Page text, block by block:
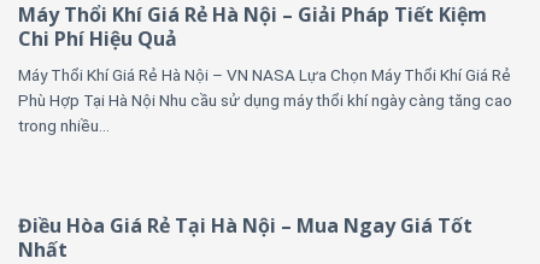
Máy Thổi Khí Giá Rẻ Hà Nội – Giải Pháp Tiết Kiệm
Chi Phí Hiệu Quả
Máy Thổi Khí Giá Rẻ Hà Nội – VN NASA Lựa Chọn Máy Thổi Khí Giá Rẻ
Phù Hợp Tại Hà Nội Nhu cầu sử dụng máy thổi khí ngày càng tăng cao
trong nhiều...
Điều Hòa Giá Rẻ Tại Hà Nội – Mua Ngay Giá Tốt
Nhất